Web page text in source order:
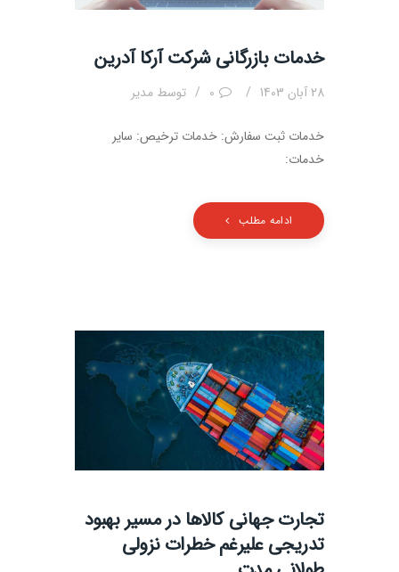
خدمات بازرگانی شرکت آرکا آدرین
28 آبان 1403 0 توسط مدیر
خدمات ثبت سفارش: خدمات ترخیص: سایر
خدمات:
ادامه مطلب
تجارت جهانی کالاها در مسیر بهبود
تدریجی علیرغم خطرات نزولی